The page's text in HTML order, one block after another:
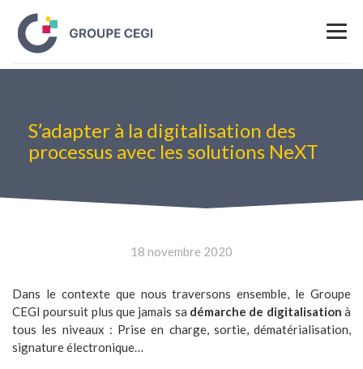
S’adapter à la digitalisation des
processus avec les solutions NeXT
18 novembre 2020
Dans le contexte que nous traversons ensemble, le Groupe
CEGI poursuit plus que jamais sa démarche de digitalisation à
tous les niveaux : Prise en charge, sortie, dématérialisation,
signature électronique…